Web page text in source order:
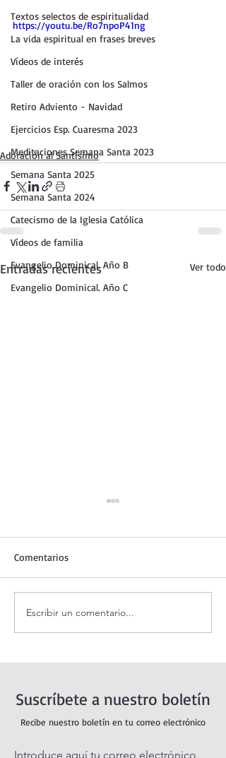
Textos selectos de espiritualidad
La vida espiritual en frases breves
Vídeos de interés
Taller de oración con los Salmos
Retiro Adviento - Navidad
Ejercicios Esp. Cuaresma 2023
Meditaciones Semana Santa 2023
Semana Santa 2025
Semana Santa 2024
Catecismo de la Iglesia Católica
Vídeos de familia
Evangelio Dominical. Año B
Evangelio Dominical. Año C
https://youtu.be/Ro7npoP41ng
Adoración al Santísimo
Entradas recientes Ver todo
Adoración al Santísimo en
vivo / Perpetual Adoration
Comentarios
Escribir un comentario...
Suscríbete a nuestro boletín
Recibe nuestro boletín en tu correo electrónico
Introduce aquí tu correo electrónico